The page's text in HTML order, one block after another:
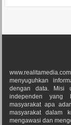
menyuguhkan
dengan data. Misi
independen yang
masyarakat apa
masyarakat dalam
mengawasi dan